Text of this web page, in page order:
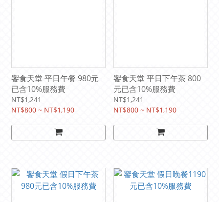
饗食天堂 平日午餐 980元
已含10%服務費
NT$1,241
NT$800 ~ NT$1,190
饗食天堂 平日下午茶 800
元已含10%服務費
NT$1,241
NT$800 ~ NT$1,190